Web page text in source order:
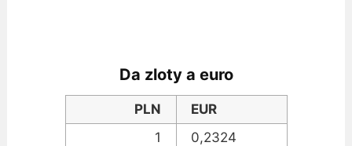
Da zloty a euro
PLN
EUR
1
0,2324